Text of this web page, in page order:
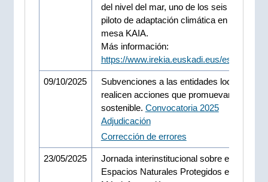
del nivel del mar, uno de los seis proyectos
piloto de adaptación climática en el marco
mesa KAIA.
Más información:
https://www.irekia.euskadi.eus/es/news/
09/10/2025
Subvenciones a las entidades locales que
realicen acciones que promuevan
sostenible. Convocatoria 2025
Adjudicación
Corrección de errores
23/05/2025
Jornada interinstitucional sobre el futuro
Espacios Naturales Protegidos en